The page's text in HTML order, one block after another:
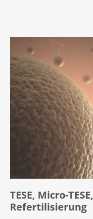
TESE, Micro-
Refertilisierung